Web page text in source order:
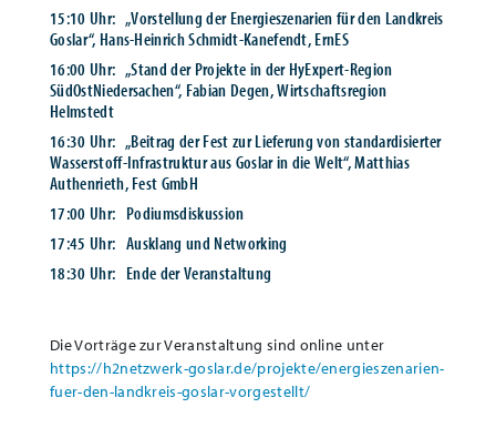
15:10 Uhr: „Vorstellung der Energieszenarien für den Landkreis
Goslar“, Hans-Heinrich Schmidt-Kanefendt, ErnES
16:00 Uhr: „Stand der Projekte in der HyExpert-Region
SüdOstNiedersachen“, Fabian Degen, Wirtschaftsregion
Helmstedt
16:30 Uhr: „Beitrag der Fest zur Lieferung von standardisierter
Wasserstoff-Infrastruktur aus Goslar in die Welt“, Matthias
Authenrieth, Fest GmbH
17:00 Uhr: Podiumsdiskussion
17:45 Uhr: Ausklang und Networking
18:30 Uhr: Ende der Veranstaltung
Die Vorträge zur Veranstaltung sind online unter
https://h2netzwerk-goslar.de/projekte/energieszenarien-
fuer-den-landkreis-goslar-vorgestellt/